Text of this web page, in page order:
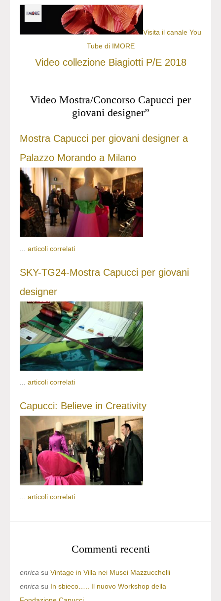
Visita il canale You
Tube di IMORE
Video collezione Biagiotti P/E 2018
Video Mostra/Concorso Capucci per
giovani designer”
Mostra Capucci per giovani designer a
Palazzo Morando a Milano
articoli correlati
SKY-TG24-Mostra Capucci per giovani
designer
... articoli correlati
Capucci: Believe in Creativity
articoli correlati
Commenti recenti
enrica su Vintage in Villa nei Musei Mazzucchelli
enrica su In sbieco….. Il nuovo Workshop della